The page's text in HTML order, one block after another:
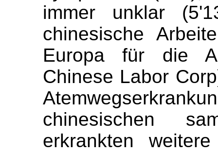
immer unklar
chinesische
Europa für die
Chinese Labor
Atemw
chinesischen
erkranktenw